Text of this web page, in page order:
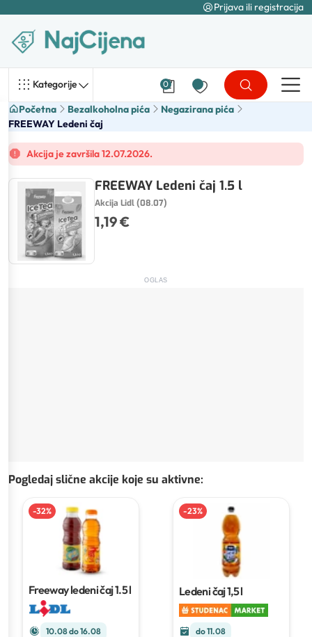
Prijava ili registracija
Kategorije 0
Početna Bezalkoholna pića
Negazirana pića
FREEWAY Ledeni čaj
Akcija je završila 12.07.2026.
FREEWAY Ledeni čaj 1.5 l
Akcija Lidl (08.07)
1,19 €
OGLAS
Pogledaj slične akcije koje su aktivne:
-32%
Freeway ledeni čaj1.5 l
10.08 do 16.08
-23%
Ledeni čaj1,5 l
do 11.08